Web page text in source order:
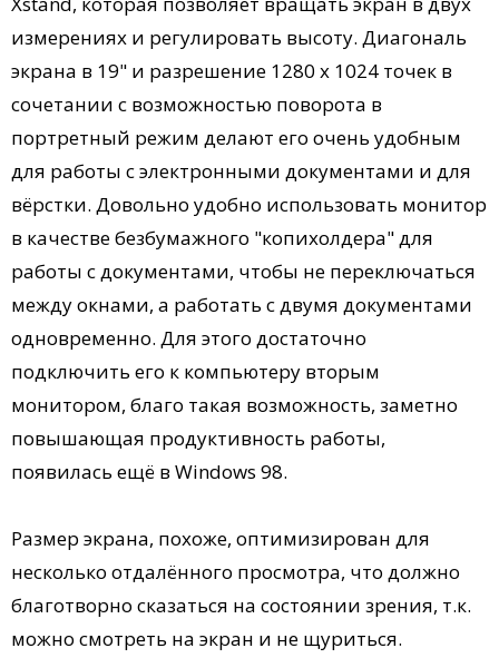
измерениях и регулировать высоту. Диагональ
экрана в 19" и разрешение 1280 х 1024 точек в
сочетании с возможностью поворота в
портретный режим делают его очень удобным
для работы с электронными документами и для
вёрстки. Довольно удобно использовать монитор
в качестве безбумажного "копихолдера" для
работы с документами, чтобы не переключаться
между окнами, а работать с двумя документами
одновременно. Для этого достаточно
подключить его к компьютеру вторым
монитором, благо такая возможность, заметно
повышающая продуктивность работы,
появилась ещё в Windows 98.
Размер экрана, похоже, оптимизирован для
несколько отдалённого просмотра, что должно
благотворно сказаться на состоянии зрения, т.к.
можно смотреть на экран и не щуриться.